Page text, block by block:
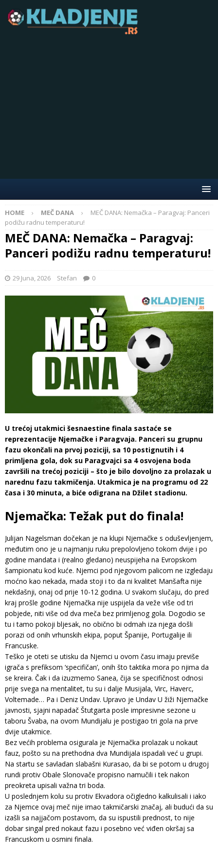
HOME MEČ DANA
MEČ DANA: Nemačka – Paragvaj: Panceri
podižu radnu temperaturu!
MEČ DANA: Nemačka – Paragvaj:
Panceri podižu radnu temperaturu!
29 Juna, 2026 Stefan 0
U trećoj utakmici šesnaestine finala sastaće se
reprezentacije Njemačke i Paragvaja. Panceri su grupnu
fazu okončali na prvoj poziciji, sa 10 postignutih i 4
primljena gola, dok su Paragvajci sa 4 osvojena boda
završili na trećoj poziciji – što je bilo dovoljno za prolazak u
narednu fazu takmičenja. Utakmica je na programu od 22
časa i 30 minuta, a biće odigrana na Džilet stadionu.
Njemačka: Težak put do finala!
Julijan Nagelsman dočekan je na klupi Njemačke s oduševljenjem,
međutim ono je u najmanju ruku prepolovljeno tokom dvije i po
godine mandata i (realno gledano) neuspijeha na Evropskom
šampionatu kod kuće. Njemci pod njegovom palicom ne izgledaju
moćno kao nekada, mada stoji i to da ni kvalitet Manšafta nije
nekdašnji, onaj od prije 10-12 godina. U svakom slučaju, do pred
kraj prošle godine Njemačka nije uspijela da veže više od tri
pobjede, niti više od dva meča bez primljenog gola. Dogodio se
tu i tamo pokoji bljesak, no obično bi odmah iza njega došli
porazi od onih vrhunskih ekipa, poput Španije, Portugalije ili
Francuske.
Teško je oteti se utisku da Njemci u ovom času imaju previše
igrača s prefiksom ‘specifičan’, onih što taktika mora po njima da
se kreira. Čak i da izuzmemo Sanea, čija se specifičnost odnosi
prije svega na mentalitet, tu su i dalje Musijala, Virc, Haverc,
Voltemade… Pa i Deniz Undav. Upravo je Undav U žiži Njemačke
javnosti, sjajni napadač Štutgarta posle impresivne sezone u
taboru Švaba, na ovom Mundijalu je postigao tri gola na prve
dvije utakmice.
Bez većih problema osigurala je Njemačka prolazak u nokaut
fauz, pošto su na prethodna dva Mundijala ispadali već u grupi.
Na startu se savladan slabašni Kurasao, da bi se potom u drugoj
rundi protiv Obale Slonovače propisno namučili i tek nakon
preokreta upisali važna tri boda.
U poslednjem kolu su protiv Ekvadora očigledno kalkulisali i iako
za Njemce ovaj meč nije imao takmičarski značaj, ali budući da su
izašli sa najjačom postavom, da su ispustili prednost, to nije
dobar singal pred nokaut fazu i posebno već viđen okršaj sa
Francuskom u osmini finala.